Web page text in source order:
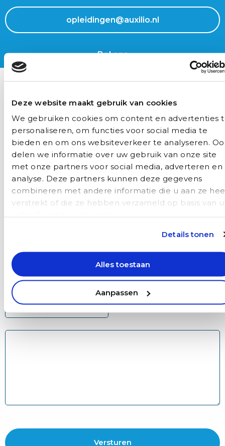
Deze website maakt gebruik van cookies
We gebruiken cookies om content en advertenties
personaliseren, om functies voor social media te
bieden en om ons websiteverkeer te analyseren.
delen we informatie over uw gebruik van onze site
met onze partners voor social media, adverteren en
analyse. Deze partners kunnen deze gegevens
combineren met andere informatie die u aan ze
verstrekt of die ze hebben verzameld op basis van
Details tonen
Alles toestaan
Aanpassen
opleidingen@auxilio.nl
Bel ons
Vragen? Stel ze gerust
Selecteer de scholing (Vereist)
Naam (Vereist)
Voornaam
E-mailadres (Vereist)